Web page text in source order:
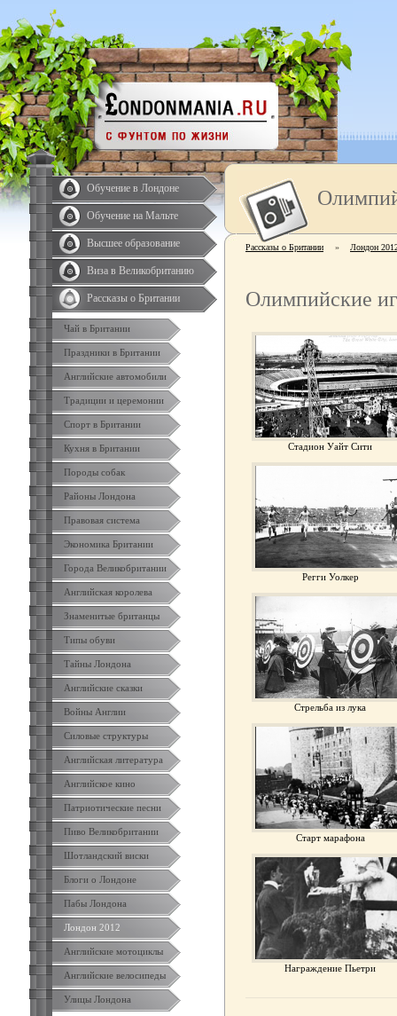
Обучение в Лондоне
Обучение на Мальте
Высшее образование
Виза в Великобританию
Рассказы о Британии
Чай в Британии
Праздники в Британии
Английские автомобили
Традиции и церемонии
Спорт в Британии
Кухня в Британии
Породы собак
Районы Лондона
Правовая система
Экономика Британии
Города Великобритании
Английская королева
Знаменитые британцы
Типы обуви
Тайны Лондона
Английские сказки
Войны Англии
Силовые структуры
Английская литература
Английское кино
Патриотические песни
Пиво Великобритании
Шотландский виски
Блоги о Лондоне
Пабы Лондона
Лондон 2012
Английские мотоциклы
Английские велосипеды
Улицы Лондона
Рассказы о Британии » Лондон
Олимпийские
Стадион Уайт Сити
Регги Уолкер
Стрельба из лука
Старт марафона
Награждение Пьетри